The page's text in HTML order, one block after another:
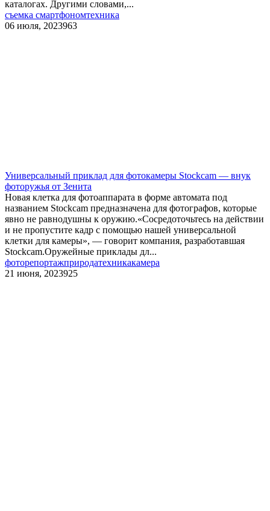
каталогах. Другими словами,...
съемка смартфономтехника
06 июля, 2023963
Универсальный приклад для фотокамеры Stockcam — внук
фоторужья от Зенита
Новая клетка для фотоаппарата в форме автомата под
названием Stockcam предназначена для фотографов, которые
явно не равнодушны к оружию.«Сосредоточьтесь на действии
и не пропустите кадр с помощью нашей универсальной
клетки для камеры», — говорит компания, разработавшая
Stockcam.Оружейные приклады дл...
фоторепортажприродатехникакамера
21 июня, 2023925